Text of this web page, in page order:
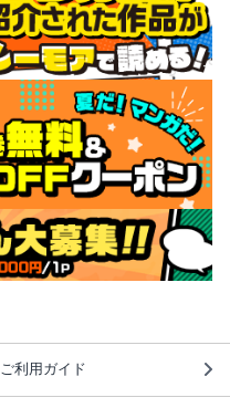
ご利用ガイド